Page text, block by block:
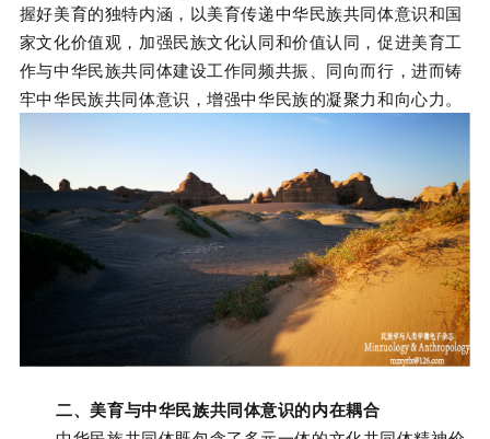
握好美育的独特内涵，以美育传递中华民族共同体意识和国
家文化价值观，加强民族文化认同和价值认同，促进美育工
作与中华民族共同体建设工作同频共振、同向而行，进而铸
牢中华民族共同体意识，增强中华民族的凝聚力和向心力。
二、美育与中华民族共同体意识的内在耦合